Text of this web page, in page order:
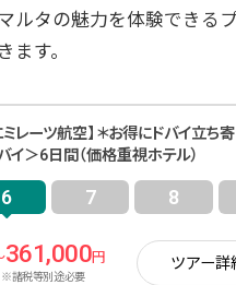
ルタの魅力を体験できる
ます。
レーツ航空】＊お得にドバイ立ち
イ＞6日間（価格重視ホテル）
6 7 8
361,000円
※諸税等別途必要
ツアー詳